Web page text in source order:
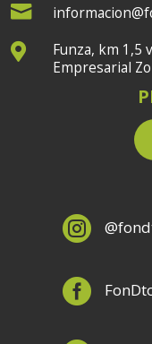


Funza, km 1,5
Empresarial

